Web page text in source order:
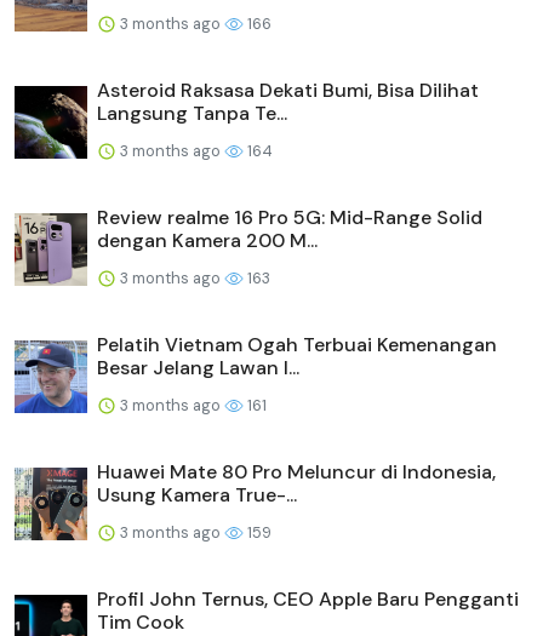
3 months ago 166
Asteroid Raksasa Dekati Bumi, Bisa Dilihat
Langsung Tanpa Te...
3 months ago 164
Review realme 16 Pro 5G: Mid-Range Solid
dengan Kamera 200 M...
3 months ago 163
Pelatih Vietnam Ogah Terbuai Kemenangan
Besar Jelang Lawan I...
3 months ago 161
Huawei Mate 80 Pro Meluncur di Indonesia,
Usung Kamera True-...
3 months ago 159
Profil John Ternus, CEO Apple Baru Pengganti
Tim Cook